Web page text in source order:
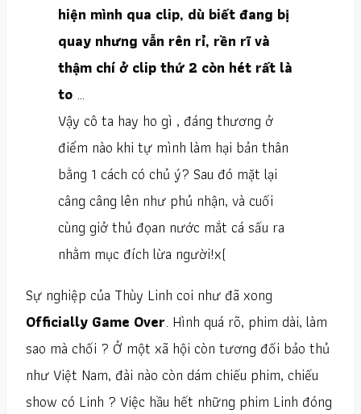
hiện mình qua clip, dù biết đang bị
quay nhưng vẫn rên rỉ, rền rĩ và
thậm chí ở clip thứ 2 còn hét rất là
to …
Vậy cô ta hay ho gì , đáng thương ở
điểm nào khi tự mình làm hại bản thân
bằng 1 cách có chủ ý? Sau đó mặt lại
câng câng lên như phủ nhận, và cuối
cùng giở thủ đọan nước mắt cá sấu ra
nhằm mục đích lừa người!x(
Sự nghiệp của Thùy Linh coi như đã xong
Officially Game Over. Hình quá rõ, phim dài, làm
sao mà chối ? Ở một xã hội còn tương đối bảo thủ
như Việt Nam, đài nào còn dám chiếu phim, chiếu
show có Linh ? Việc hầu hết những phim Linh đóng